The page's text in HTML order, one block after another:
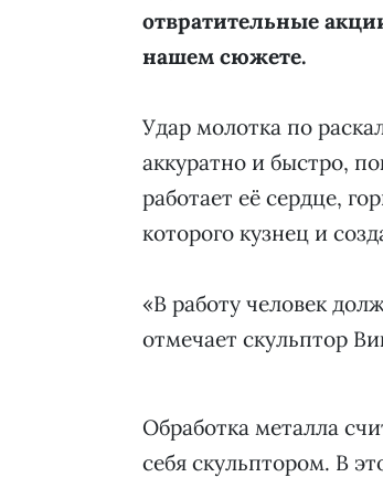
отвратительные
нашем сюжете.
Удар молотка по
аккуратно и быстро,
работает её сердце,
которого кузнец и
«В работу человек
отмечает скульптор
Обработка металла
себя скульптором. В